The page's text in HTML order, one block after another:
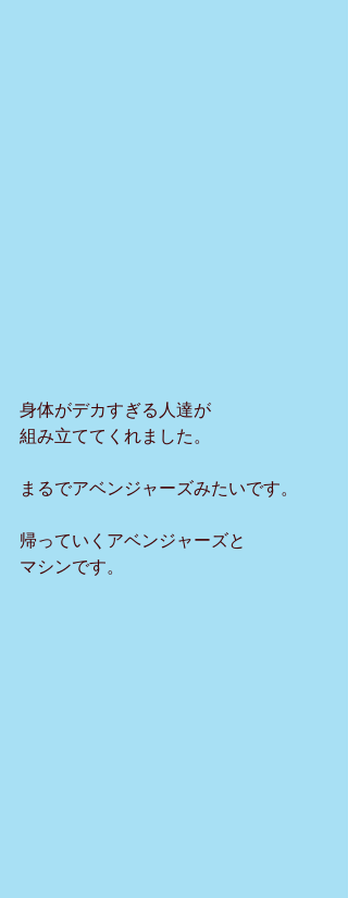
身体がデカすぎる人達が
組み立ててくれました。
まるでアベンジャーズみたいです。
帰っていくアベンジャーズと
マシンです。